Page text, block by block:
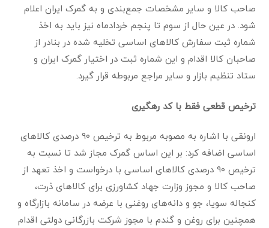
صاحب کالا و سایر مشخصات جمع‌بندی و به گمرک ایران اعلام
شود. در عین حال از سوم تا پنجم خردادماه نیز باید به اخذ
شماره ثبت سفارش کالاهای اساسی تخلیه شده در بنادر از
صاحبان کالا اقدام و این شماره ثبت در اختیار گمرک ایران و
ستاد تنظیم بازار و سایر مراجع مربوطه قرار گیرد.
ترخیص قطعی فقط با کد رهگیری
ارونقی با اشاره به مصوبه مربوط به ترخیص ۹۰ درصدی کالاهای
اساسی اضافه کرد: بر این اساس گمرک مجاز شد تا نسبت به
ترخیص ۹۰ درصدی کالاهای اساسی با درخواست و اخذ تعهد از
صاحب کالا و مجوز وزارت جهاد کشاورزی برای کالاهای ذرت،
کنجاله سویا، جو و دانه‌های روغنی با عرضه در سامانه بازارگاه و
همچنین برای روغن و گندم با مجوز شرکت بازرگانی دولتی اقدام